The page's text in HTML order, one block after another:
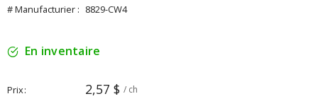
# Manufacturier : 8829-CW4
En inventaire
Prix 2,57 $ / ch